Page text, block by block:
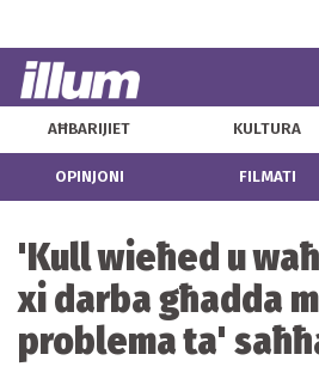
AĦBARIJIET KULTURA
OPINJONI FILMATI
'Kull wieħed u
xi darba għadda
problema ta'